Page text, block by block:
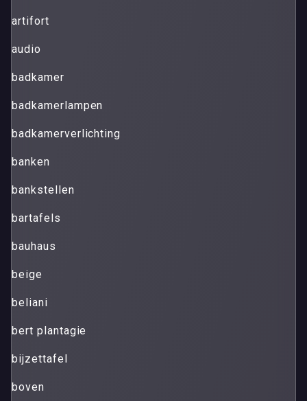
artifort
audio
badkamer
badkamerlampen
badkamerverlichting
banken
bankstellen
bartafels
bauhaus
beige
beliani
bert plantagie
bijzettafel
boven